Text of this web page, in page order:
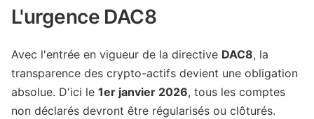
L'urgence DAC8
Avec l'entrée en vigueur de la directive DAC8, la
transparence des crypto-actifs devient une obligation
absolue. D'ici le 1er janvier 2026, tous les comptes
non déclarés devront être régularisés ou clôturés.